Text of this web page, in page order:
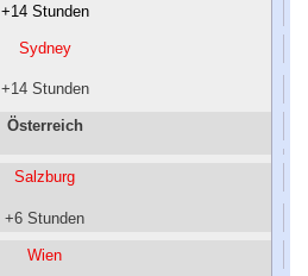
+14 Stunden
Sydney
+14 Stunden
Österreich
Salzburg
+6 Stunden
Wien